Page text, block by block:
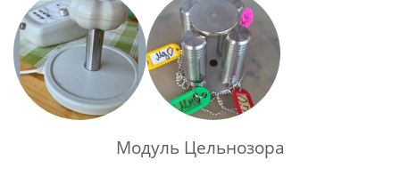
Модуль Цельнозора